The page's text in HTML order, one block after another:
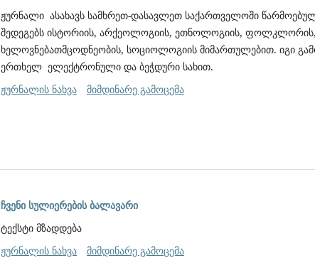
ჟურნალი ასახავს სამხრეთ-დასავლეთ საქართველოში
შედეგებს ისტორიის, არქეოლოგიის, ეთნოლოგიის,
ხელოვნებათმცოდნეობის, სოციოლოგიის მიმართულებით. იგი
ერთხელ ელექტრონული და ბეჭდური სახით.
ჟურნალის ნახვა
მიმდინარე გამოცემა
ჩვენი სულიერების ბალავარი
ტექსტი მზადდება
ჟურნალის ნახვა
მიმდინარე გამოცემა